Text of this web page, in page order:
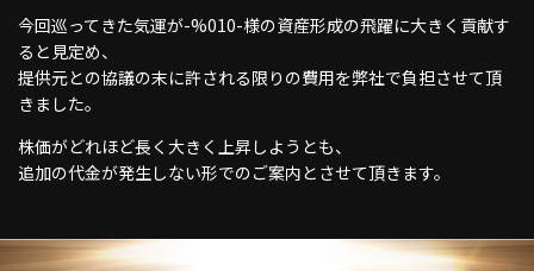
今回巡ってきた気運が-%010-様の資産形成の飛躍に大きく貢献す
ると見定め、
提供元との協議の末に許される限りの費用を弊社で負担させて頂
きました。
株価がどれほど長く大きく上昇しようとも、
追加の代金が発生しない形でのご案内とさせて頂きます。